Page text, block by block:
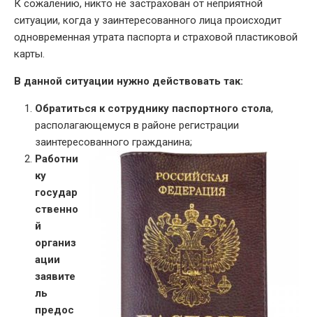
К сожалению, никто не застрахован от неприятной
ситуации, когда у заинтересованного лица происходит
одновременная утрата паспорта и страховой пластиковой
карты.
В данной ситуации нужно действовать так:
Обратиться к сотруднику паспортного стола,
располагающемуся в районе регистрации
заинтересованного гражданина;
Работни
ку
государ
ственно
й
организ
ации
заявите
ль
предос